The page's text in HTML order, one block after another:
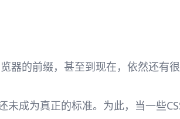
器的前缀，甚至到现在，依然还有
未成为真正的标准。为此，当一些